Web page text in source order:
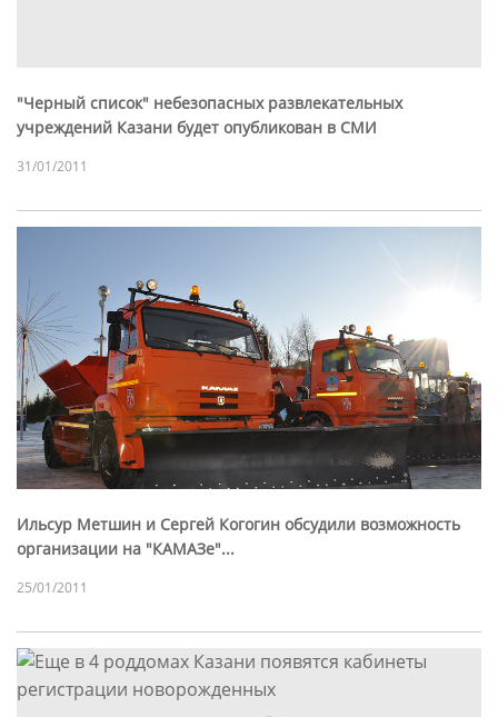
"Черный список" небезопасных развлекательных
учреждений Казани будет опубликован в СМИ
31/01/2011
Ильсур Метшин и Сергей Когогин обсудили возможность
организации на "КАМАЗе"...
25/01/2011